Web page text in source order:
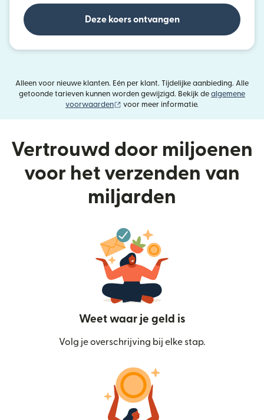
Deze koers ontvangen
Alleen voor nieuwe klanten. Eén per klant. Tijdelijke aanbieding. Alle
getoonde tarieven kunnen worden gewijzigd. Bekijk de algemene
voorwaarden
(wordt geopend in een nieuw venster)
voor meer informatie.
Vertrouwd door miljoenen
voor het verzenden van
miljarden
Weet waar je geld is
Volg je overschrijving bij elke stap.